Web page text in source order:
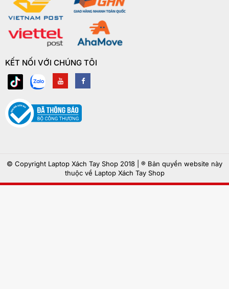
KẾT NỐI VỚI CHÚNG TÔI
© Copyright Laptop Xách Tay Shop 2018 | ® Bản quyền website này
thuộc về Laptop Xách Tay Shop